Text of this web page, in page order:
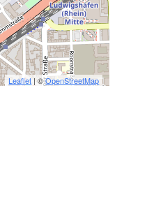
Leaflet | ©OpenStreetMap